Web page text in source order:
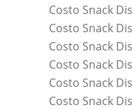
Costo Snack
Costo Snack
Costo Snack
Costo Snack
Costo Snack
Costo Snack